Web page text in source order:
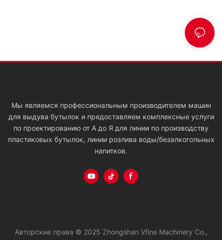
Мы являемся профессиональным производителем машин
для выдува бутылок и предоставляем комплексные услуги
по проектированию от А до Я для линии по производству
пластиковых бутылок, линии розлива воды/безалкогольных
напитков.
Авторские права © 2025 Zhongshan Vfine Machinery Co.,